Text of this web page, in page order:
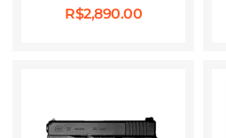
R$2,890.00